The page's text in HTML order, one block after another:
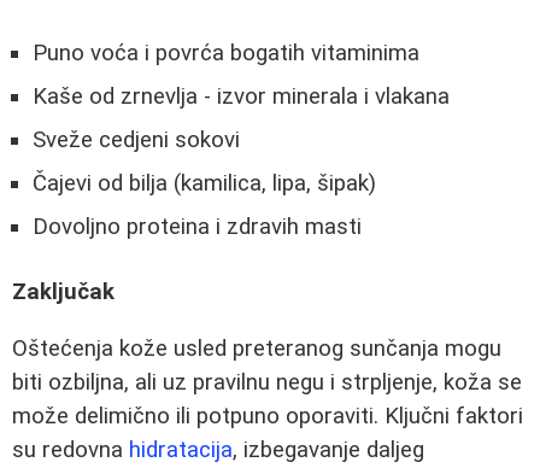
Puno voća i povrća bogatih vitaminima
Kaše od zrnevlja - izvor minerala i vlakana
Sveže cedjeni sokovi
Čajevi od bilja (kamilica, lipa, šipak)
Dovoljno proteina i zdravih masti
Zaključak
Oštećenja kože usled preteranog sunčanja mogu
biti ozbiljna, ali uz pravilnu negu i strpljenje, koža se
može delimično ili potpuno oporaviti. Ključni faktori
su redovna hidratacija, izbegavanje daljeg